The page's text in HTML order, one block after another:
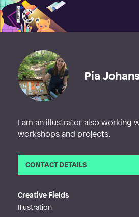
Illustratörcentrum
Pia
I am an illustrator also working
workshops and projects,
CONTACT DETAILS
Creative Fields
Illustration